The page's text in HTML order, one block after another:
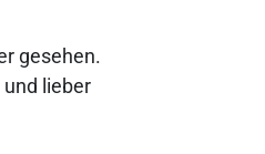
gesehen.
lieber